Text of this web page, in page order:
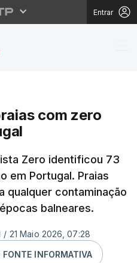
Entrar
73
com zero
Zero identificou 73
em Portugal. Praias
qualquer contaminação
balneares.
/ 21 Maio 2026, 07:28
INFORMATIVA